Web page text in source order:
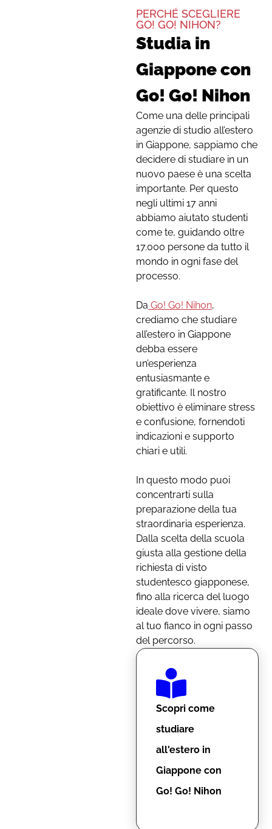
PERCHÉ SCEGLIERE
GO! GO! NIHON?
Studia in
Giappone con
Go! Go! Nihon
Come una delle principali
agenzie di studio all’estero
in Giappone, sappiamo che
decidere di studiare in un
nuovo paese è una scelta
importante. Per questo
negli ultimi 17 anni
abbiamo aiutato studenti
come te, guidando oltre
17.000 persone da tutto il
mondo in ogni fase del
processo.
Da Go! Go! Nihon,
crediamo che studiare
all’estero in Giappone
debba essere
un’esperienza
entusiasmante e
gratificante. Il nostro
obiettivo è eliminare stress
e confusione, fornendoti
indicazioni e supporto
chiari e utili.
In questo modo puoi
concentrarti sulla
preparazione della tua
straordinaria esperienza.
Dalla scelta della scuola
giusta alla gestione della
richiesta di visto
studentesco giapponese,
fino alla ricerca del luogo
ideale dove vivere, siamo
al tuo fianco in ogni passo
del percorso.
Scopri come
studiare
all'estero in
Giappone con
Go! Go! Nihon